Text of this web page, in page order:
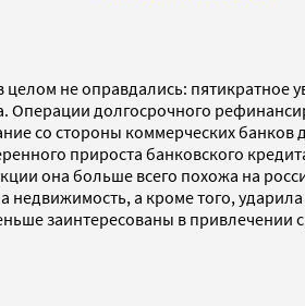
не оправдались: пятикратное
Операции долгосрочного
со стороны коммерческих
прироста банковского
она больше всего похожа на
недвижимость, а кроме того,
заинтересованы в привлечении